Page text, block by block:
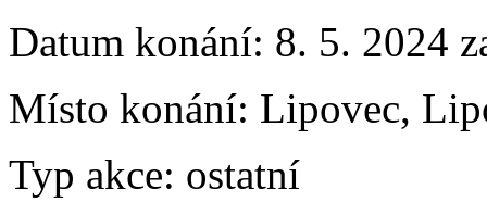
Datum konání: 8. 5. 2024
Místo konání: Lipovec,
Typ akce: ostatní